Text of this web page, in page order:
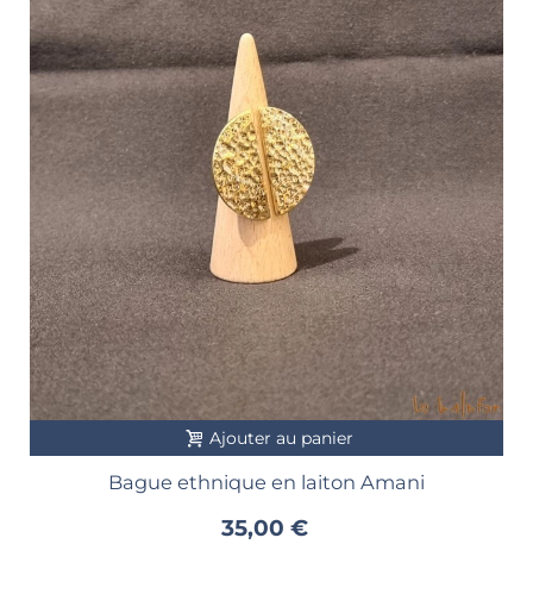
Ajouter au panier
Bague ethnique en laiton Amani
35,00 €